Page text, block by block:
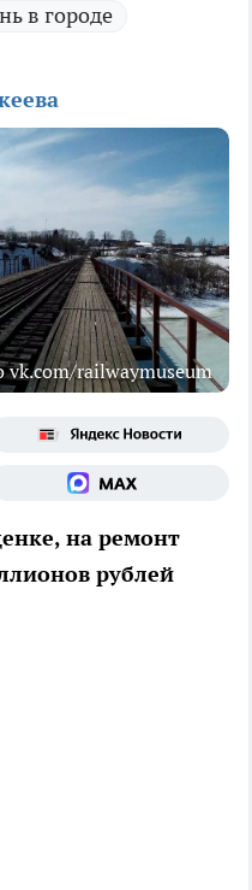
в городе
vk.com/railwaymuseum
на ремонт
рублей